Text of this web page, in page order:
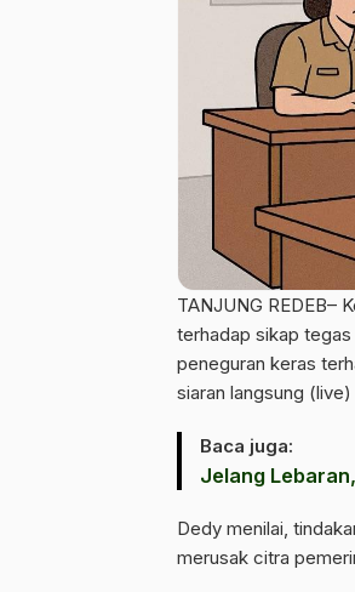
TANJUNG REDEB–
terhadap sikap
peneguran keras
siaran langsung
Baca juga:
Jelang
Dedy menilai,
merusak citra